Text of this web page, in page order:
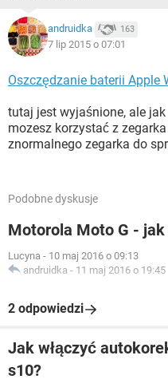
andruidka 163
7 lip 2015 o 07:01
Oszczędzanie baterii Apple
tutaj jest wyjaśnione, ale
mozesz korzystać z
znormalnego zegarka do
Podobne dyskusje
Motorola Moto G -
Lucyna - 10 maj 2016 o 09:13
andruidka - 11 maj 2016 o 19:45
2 odpowiedzi
Jak włączyć
s10?